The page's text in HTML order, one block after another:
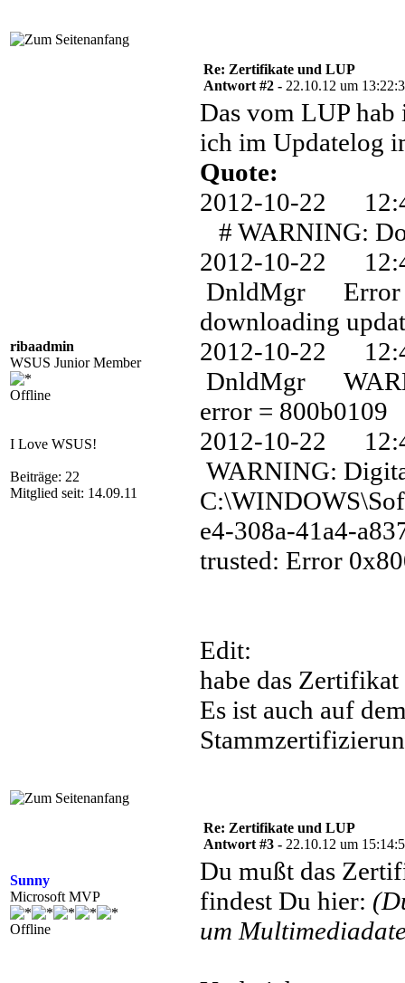
ribaadmin
WSUS Junior Member
Offline
I Love WSUS!
Beiträge: 22
Mitglied seit: 14.09.11
Re: Zertifikate und LUP
Antwort #2 - 22.10.12 um
Das vom LUP hab
ich im Updatelog
Quote:
2012-10-22
# WARNING:
2012-10-22
DnldMgr Error
downloading
2012-10-22
DnldMgr
error = 800b0109
2012-10-22
WARNING:
e4-308a-41a4-
trusted: Error
Edit:
habe das
Es ist auch auf
Sunny
Microsoft MVP
Offline
Re: Zertifikate und LUP
Antwort #3 - 22.10.12 um
Du mußt das
findest Du hier:
um